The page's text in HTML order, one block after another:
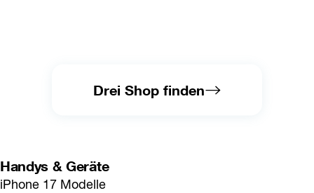
Drei Shop finden
Handys & Geräte
iPhone 17 Modelle